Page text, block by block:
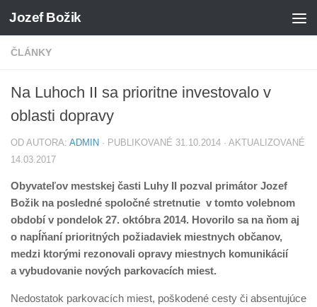
Preskočiť na obsah
Jozef Božik
ČLÁNKY
Na Luhoch II sa prioritne investovalo v
oblasti dopravy
OD AUTORA: ADMIN · PUBLIKOVANÉ 31.10.2014 · AKTUALIZOVANÉ
14.03.2017
Obyvateľov mestskej časti Luhy II pozval primátor Jozef
Božik na posledné spoločné stretnutie v tomto volebnom
období v pondelok 27. októbra 2014. Hovorilo sa na ňom aj
o napĺňaní prioritných požiadaviek miestnych občanov,
medzi ktorými rezonovali opravy miestnych komunikácií
a vybudovanie nových parkovacích miest.
Nedostatok parkovacích miest, poškodené cesty či absentujúce